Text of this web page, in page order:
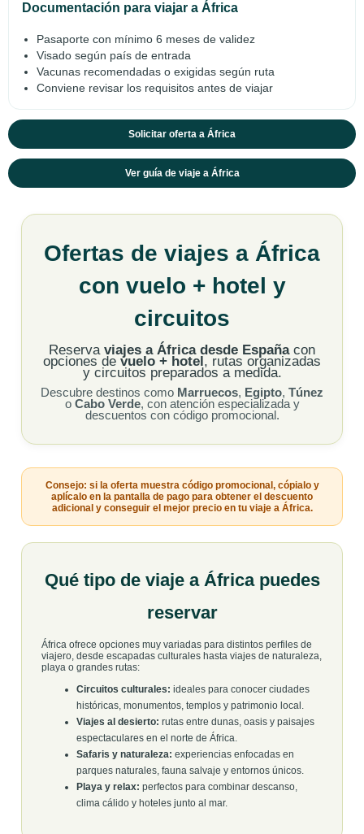
Documentación para viajar a África
Pasaporte con mínimo 6 meses de validez
Visado según país de entrada
Vacunas recomendadas o exigidas según ruta
Conviene revisar los requisitos antes de viajar
Solicitar oferta a África
Ver guía de viaje a África
Ofertas de viajes a África
con vuelo + hotel y
circuitos
Reserva viajes a África desde Españacon
opciones de vuelo + hotel, rutas organizadas
y circuitos preparados a medida.
Descubre destinos como Marruecos, Egipto, Túnez
o Cabo Verde, con atención especializada y
descuentos con código promocional.
Consejo: si la oferta muestra código promocional, cópialo y
aplícalo en la pantalla de pago para obtener el descuento
adicional y conseguir el mejor precio en tu viaje a África.
Qué tipo de viaje a África puedes
reservar
África ofrece opciones muy variadas para distintos perfiles de
viajero, desde escapadas culturales hasta viajes de naturaleza,
playa o grandes rutas:
Circuitos culturales: ideales para conocer ciudades
históricas, monumentos, templos y patrimonio local.
Viajes al desierto: rutas entre dunas, oasis y paisajes
espectaculares en el norte de África.
Safaris y naturaleza: experiencias enfocadas en
parques naturales, fauna salvaje y entornos únicos.
Playa y relax: perfectos para combinar descanso,
clima cálido y hoteles junto al mar.